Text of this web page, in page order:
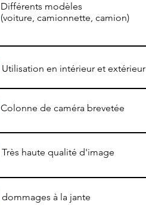
Différents modèles
(voiture, camionnette, camion)
Utilisation en intérieur et extérieur
Colonne de caméra brevetée
Très haute qualité d'image
dommages à la jante